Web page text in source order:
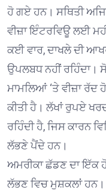
ਹੋ ਗਏ ਹਨ। ਸਥਿਤੀ
ਵੀਜ਼ਾ ਇੰਟਰਵਿਊ ਲਈ
ਕਈ ਵਾਰ, ਦਾਖਲੇ ਦੀ
ਉਪਲਬਧ ਨਹੀਂ ਰਹਿੰਦਾ।
ਮਾਮਲਿਆਂ ‘ਤੇ ਵੀਜ਼ਾ ਰੱਦ
ਕੀਤੀ ਹੈ। ਲੱਖਾਂ ਰੁਪਏ
ਰਹਿੰਦੀ ਹੈ, ਜਿਸ ਕਾਰਨ
ਲੱਭਣੇ ਪੈਂਦੇ ਹਨ।
ਅਮਰੀਕਾ ਛੱਡਣ ਦਾ ਇੱਕ
ਲੱਭਣ ਵਿਚ ਮੁਸ਼ਕਲਾਂ ਹਨ।